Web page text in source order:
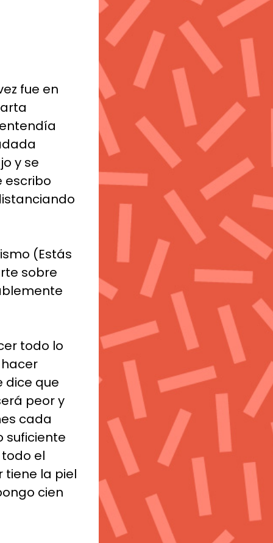
fue en
y se
escribo
(Estás
sobre
todo lo
dice que
peor y
cada
suficiente
el
tiene la piel
cien